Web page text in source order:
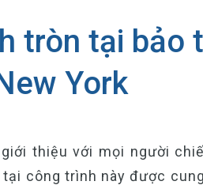
tròn tại bảo
York
thiệu với mọi người
tại công trình này được